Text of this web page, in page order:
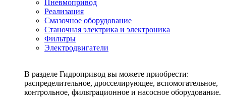
Пневмопривод
Реализация
Смазочное оборудование
Станочная электрика и электроника
Фильтры
Электродвигатели
В разделе Гидропривод вы можете приобрести:
распределительное, дросселирующее, вспомогательное,
контрольное, фильтрационное и насосное оборудование.